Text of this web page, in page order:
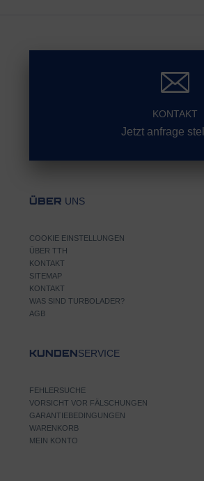
KONTAKT
Jetzt anfrage
ÜBER UNS
COOKIE EINSTELLUNGEN
ÜBER TTH
KONTAKT
SITEMAP
KONTAKT
WAS SIND TURBOLADER?
AGB
KUNDENSERVICE
FEHLERSUCHE
VORSICHT VOR FÄLSCHUNGEN
GARANTIEBEDINGUNGEN
WARENKORB
MEIN KONTO